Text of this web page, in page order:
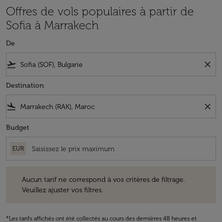
Offres de vols populaires à partir de
Sofia à Marrakech
De
flight_takeoff close
Destination
flight_land close
Budget
EUR
Aucun tarif ne correspond à vos critères de filtrage.
Veuillez ajuster vos filtres.
*Les tarifs affichés ont été collectés au cours des dernières 48 heures et